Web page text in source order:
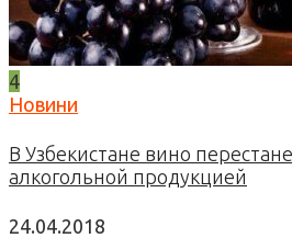
4
Новини
В Узбекистане вино
алкогольной продукцией
24.04.2018